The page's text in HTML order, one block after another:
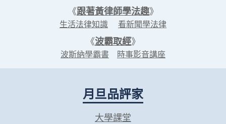
《跟著黃律師學法趣》
生活法律知識 看新聞學法律
《波霸取經》
波斯納學霸書 時事影音講座
月旦品評家
大學課堂